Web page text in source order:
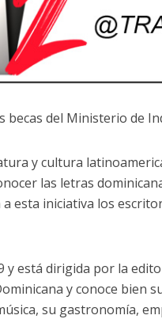
becas del Ministerio de
y cultura
las letras
esta iniciativa los
y está dirigida por la
y conoce bien
su gastronomía,